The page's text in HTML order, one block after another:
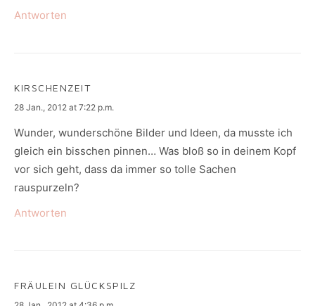
Antworten
KIRSCHENZEIT
says:
28 Jan., 2012 at 7:22 p.m.
Wunder, wunderschöne Bilder und Ideen, da musste ich
gleich ein bisschen pinnen… Was bloß so in deinem Kopf
vor sich geht, dass da immer so tolle Sachen
rauspurzeln?
Antworten
FRÄULEIN GLÜCKSPILZ